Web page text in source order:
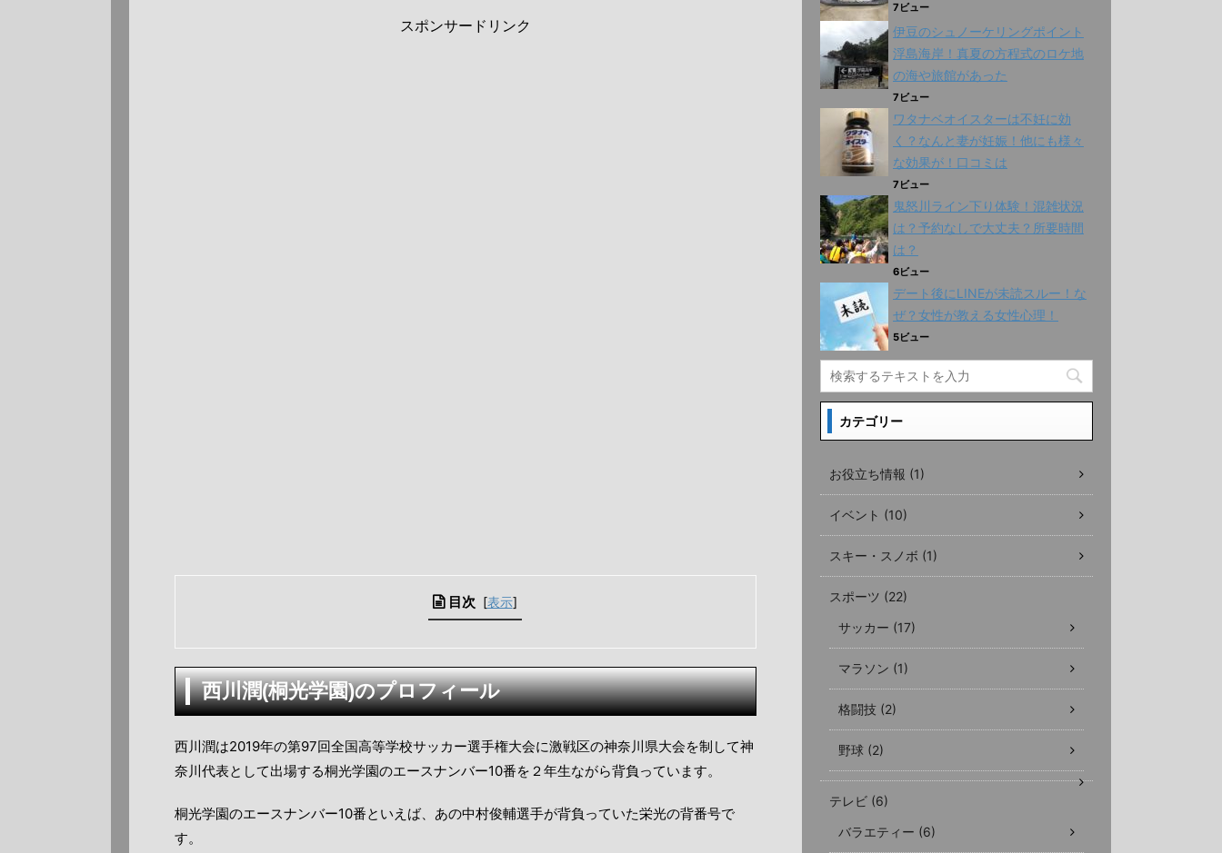
スポンサードリンク
目次 [表示]
西川潤(桐光学園)のプロフィール
西川潤は2019年の第97回全国高等学校サッカー選手権大会に激戦区の神奈川県大会を制して神
奈川代表として出場する桐光学園のエースナンバー10番を２年生ながら背負っています。
桐光学園のエースナンバー10番といえば、あの中村俊輔選手が背負っていた栄光の背番号で
す。
7ビュー
伊豆のシュノーケリングポイント
浮島海岸！真夏の方程式のロケ地
の海や旅館があった
7ビュー
ワタナベオイスターは不妊に効
く？なんと妻が妊娠！他にも様々
な効果が！口コミは
7ビュー
鬼怒川ライン下り体験！混雑状況
は？予約なしで大丈夫？所要時間
は？
6ビュー
デート後にLINEが未読スルー！な
ぜ？女性が教える女性心理！
5ビュー
カテゴリー
お役立ち情報 (1)
イベント (10)
スキー・スノボ (1)
スポーツ (22)
サッカー (17)
マラソン (1)
格闘技 (2)
野球 (2)
テレビ (6)
バラエティー (6)